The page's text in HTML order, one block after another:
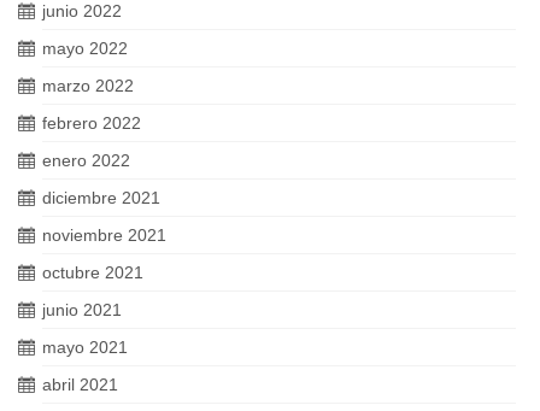
junio 2022
mayo 2022
marzo 2022
febrero 2022
enero 2022
diciembre 2021
noviembre 2021
octubre 2021
junio 2021
mayo 2021
abril 2021